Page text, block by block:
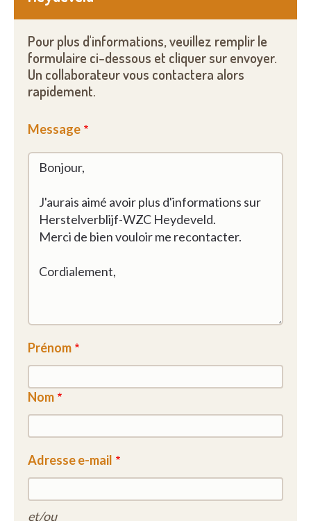
Pour plus d'informations, veuillez remplir le
formulaire ci-dessous et cliquer sur envoyer.
Un collaborateur vous contactera alors
rapidement.
Message
Prénom
Nom
Adresse e-mail
et/ou